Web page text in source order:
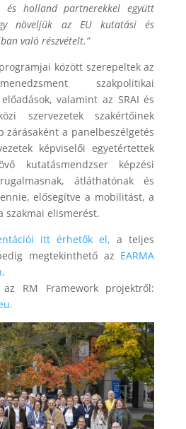
és holland partnerekkel együtt
növeljük az EU kutatási és
való részvételt.”
között szerepeltek az
szakpolitikai
valamint az SRAI és
szervezetek szakértőinek
zárásaként a panelbeszélgetés
képviselői egyetértettek
kutatásmendzser képzési
átláthatónak és
elősegítve a mobilitást, a
szakmai elismerést.
itt érhetők el, a teljes
megtekinthető az EARMA
.
RM Framework projektről: